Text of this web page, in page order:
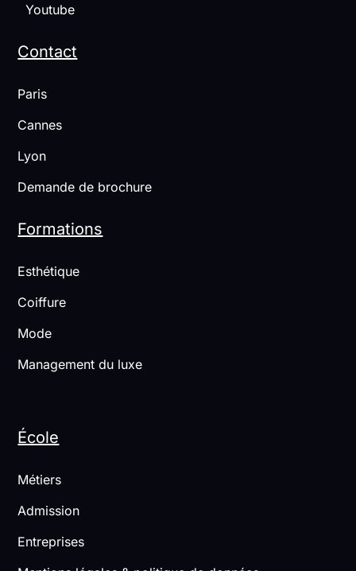
Youtube
Contact
Paris
Cannes
Lyon
Demande de brochure
Formations
Esthétique
Coiffure
Mode
Management du luxe
École
Métiers
Admission
Entreprises